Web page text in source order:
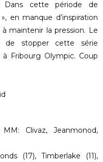
Dans cette période de
en manque d’inspiration
maintenir la pression. Le
de stopper cette série
Fribourg Olympic. Coup
Clivaz, Jeanmonod,
(17), Timberlake (11),